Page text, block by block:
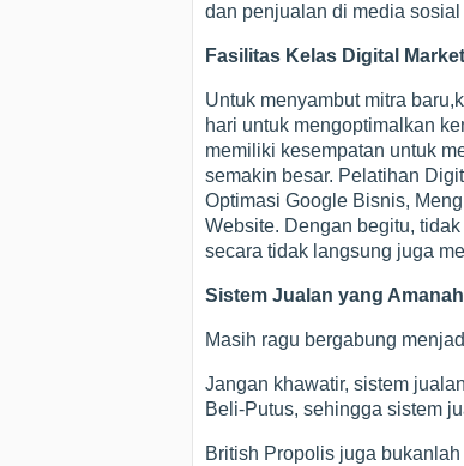
dan penjualan di media
Fasilitas Kelas Digital
Untuk menyambut mitra
hari untuk mengoptimalkan
memiliki kesempatan untuk
semakin besar. Pelatihan
Optimasi Google Bisnis,
Website. Dengan begitu,
secara tidak langsung juga
Sistem Jualan yang Amanah
Masih ragu bergabung
Jangan khawatir, sistem
Beli-Putus, sehingga sistem
British Propolis juga